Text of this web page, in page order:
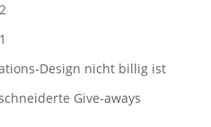
Design nicht billig ist
Give-aways